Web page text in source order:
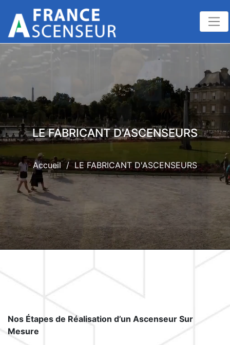
LE FABRICANT D'ASCENSEURS
Accueil / LE FABRICANT D'ASCENSEURS
Nos Étapes de Réalisation d’un Ascenseur Sur
Mesure